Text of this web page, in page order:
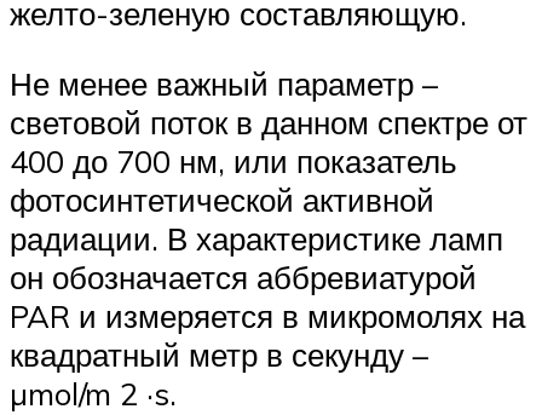
желто-зеленую составляющую.
Не менее важный параметр –
световой поток в данном спектре от
400 до 700 нм, или показатель
фотосинтетической активной
радиации. В характеристике ламп
он обозначается аббревиатурой
PAR и измеряется в микромолях на
квадратный метр в секунду –
µmol/m 2 ·s.